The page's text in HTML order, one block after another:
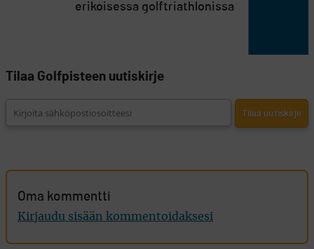
erikoisessa golftriathlonissa
Tilaa Golfpisteen uutiskirje
Oma kommentti
Kirjaudu sisään kommentoidaksesi